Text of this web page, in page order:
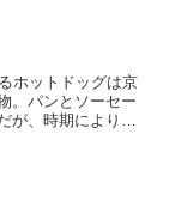
ホットドッグは京
。パンとソーセー
が、時期によりソ